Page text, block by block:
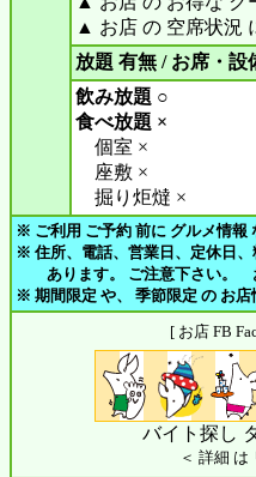
▲ お店 の 空席状況
放題 有無 / お席・設
飲み放題 ○
食べ放題 ×
個室 ×
座敷 ×
掘り炬燵 ×
※ ご利用 ご予約 前に グルメ情報
※ 住所、電話、営業日、定休日
あります。 ご注意下さい。 お
※ 期間限定 や、 季節限定 の お
[ お店 FB
バイト探し
＜ 詳細